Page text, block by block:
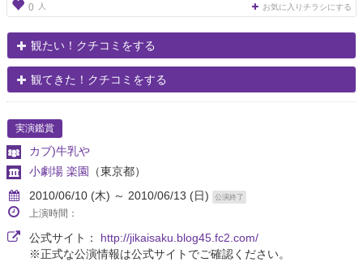
0 人 お気に入りチラシにする
観たい！クチコミをする
観てきた！クチコミをする
実演鑑賞
カブ)牛乳や
小劇場 楽園
（東京都）
2010/06/10 (木) ～ 2010/06/13 (日)
公演終了
上演時間：
公式サイト： http://jikaisaku.blog45.fc2.com/
※正式な公演情報は公式サイトでご確認ください。